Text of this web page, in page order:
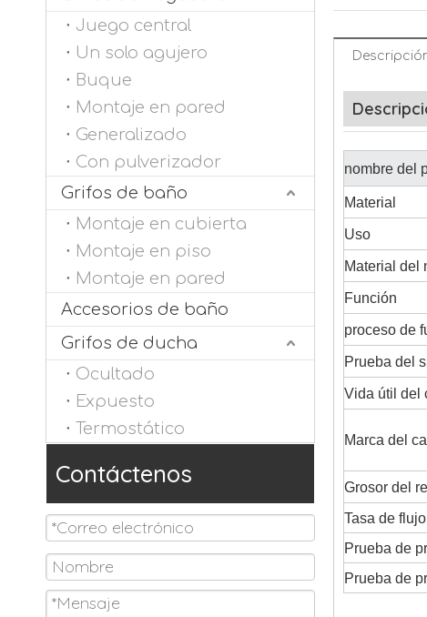
Juego central
Un solo agujero
Buque
Montaje en pared
Generalizado
Con pulverizador
Grifos de baño
Montaje en cubierta
Montaje en piso
Montaje en pared
Accesorios de baño
Grifos de ducha
Ocultado
Expuesto
Termostático
Contáctenos
nombre del
Material
Uso
Material del
Función
proceso de
Prueba del
Vida útil del
Marca del
Grosor del
Tasa de
Prueba de
Prueba de